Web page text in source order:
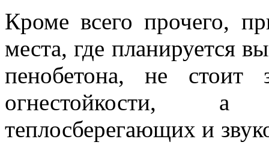
Кроме всего прочего,
места, где планируется
пенобетона, не стоит
огнестойкости, а
теплосберегающих и